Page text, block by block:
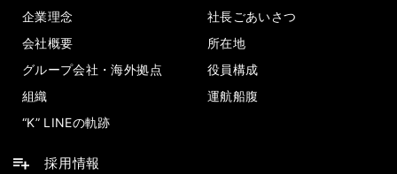
企業理念
社長ごあいさつ
会社概要
所在地
グループ会社・海外拠点
役員構成
組織
運航船腹
“K” LINEの軌跡
採用情報